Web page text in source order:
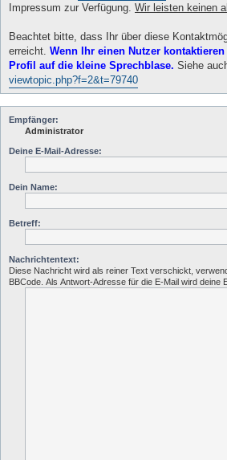
Impressum zur Verfügung. Wir leisten keinen
Beachtet bitte, dass Ihr über diese
erreicht. Wenn Ihr einen Nutzer
Profil auf die kleine Sprechblase. Siehe
viewtopic.php?f=2&t=79740
Empfänger:
Administrator
Deine E-Mail-Adresse:
Dein Name:
Betreff:
Nachrichtentext:
Diese Nachricht wird als reiner Text verschickt,
BBCode. Als Antwort-Adresse für die E-Mail wird deine